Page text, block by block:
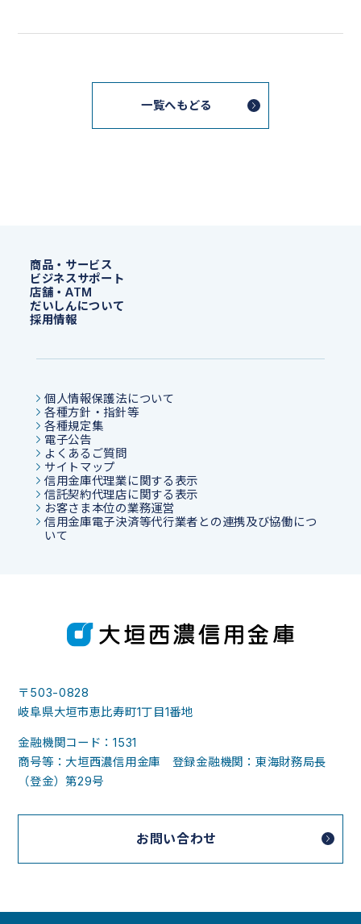
一覧へもどる
商品・サービス
ビジネスサポート
店舗・ATM
だいしんについて
採用情報
個人情報保護法について
各種方針・指針等
各種規定集
電子公告
よくあるご質問
サイトマップ
信用金庫代理業に関する表示
信託契約代理店に関する表示
お客さま本位の業務運営
信用金庫電子決済等代行業者との連携及び協働につ
いて
〒503-0828
岐阜県大垣市恵比寿町1丁目1番地
金融機関コード：1531
商号等：大垣西濃信用金庫 登録金融機関：東海財務局長
（登金）第29号
お問い合わせ